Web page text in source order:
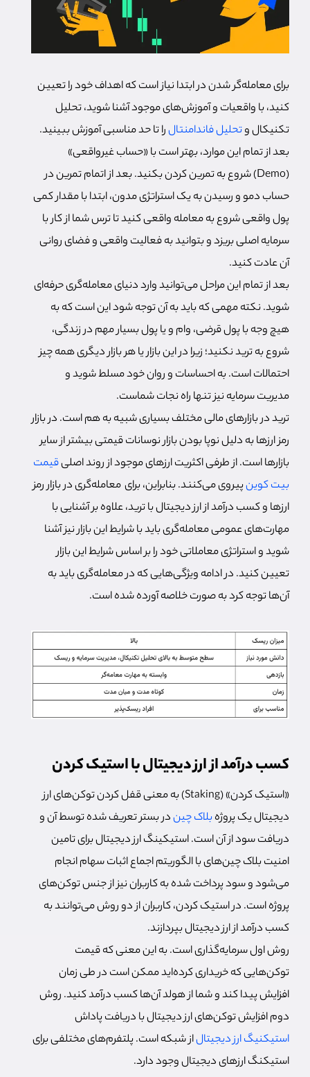
برای معامله‌گر شدن در ابتدا نیاز است که اهداف خود را تعیین
کنید، با واقعیات و آموزش‌های موجود آشنا شوید، تحلیل
تکنیکال وتحلیل فاندامنتالرا تا حد مناسبی آموزش ببینید.
بعد از تمام این موارد، بهتر است با «حساب غیرواقعی»
(Demo) شروع به تمرین کردن بکنید. بعد از اتمام تمرین در
حساب دمو و رسیدن به یک استراتژی مدون، ابتدا با مقدار کمی
پول واقعی شروع به معامله واقعی کنید تا ترس شما از کار با
سرمایه اصلی بریزد و بتوانید به فعالیت واقعی و فضای روانی
آن عادت کنید.
بعد از تمام این مراحل می‌توانید وارد دنیای معامله‌گری حرفه‌ای
شوید. نکته مهمی که باید به آن توجه شود این است که به
هیچ وجه با پول قرضی، وام و یا پول بسیار مهم در زندگی،
شروع به ترید نکنید؛ زیرا در این بازار یا هر بازار دیگری همه چیز
احتمالات است. به احساسات و روان خود مسلط شوید و
مدیریت سرمایه نیز تنها راه نجات شماست.
ترید در بازارهای مالی مختلف بسیاری شبیه به هم است. در بازار
رمز ارزها به دلیل نوپا بودن بازار نوسانات قیمتی بیشتر از سایر
بازارها است. از طرفی اکثریت ارزهای موجود از روند اصلیقیمت
بیت کوینپیروی می‌کنند. بنابراین، برای معامله‌گری در بازار رمز
ارزها و کسب درآمد از ارز دیجیتال با ترید، علاوه بر آشنایی با
مهارت‌های عمومی معامله‌گری باید با شرایط این بازار نیز آشنا
شوید و استراتژی معاملاتی خود را بر اساس شرایط این بازار
تعیین کنید. در ادامه ویژگی‌هایی که در معامله‌گری باید به
آن‌ها توجه کرد به صورت خلاصه آورده شده است.
کسب درآمد از ارز دیجیتال با استیک کردن
«استیک کردن» (Staking) به معنی قفل کردن توکن‌های ارز
دیجیتال یک پروژه بلاک چیندر بستر تعریف شده توسط آن و
دریافت سود از آن است. استیکینگ ارز دیجیتال برای تامین
امنیت بلاک چین‌های با الگوریتم اجماع اثبات سهام انجام
می‌شود و سود پرداخت شده به کاربران نیز از جنس توکن‌های
پروژه است. در استیک کردن، کاربران از دو روش می‌توانند به
کسب درآمد از ارز دیجیتال بپردازند.
روش اول سرمایه‌گذاری است. به این معنی که قیمت
توکن‌هایی که خریداری کرده‌اید ممکن است در طی زمان
افزایش پیدا کند و شما از هولد آن‌ها کسب درآمد کنید. روش
دوم افزایش توکن‌های ارز دیجیتال با دریافت پاداش
استیکنیگ ارز دیجیتالاز شبکه است. پلتفرم‌های مختلفی برای
استیکنگ ارزهای دیجیتال وجود دارد.